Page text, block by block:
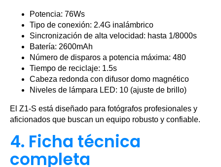
Potencia: 76Ws
Tipo de conexión: 2.4G inalámbrico
Sincronización de alta velocidad: hasta 1/8000s
Batería: 2600mAh
Número de disparos a potencia máxima: 480
Tiempo de reciclaje: 1.5s
Cabeza redonda con difusor domo magnético
Niveles de lámpara LED: 10 (ajuste de brillo)
El Z1-S está diseñado para fotógrafos profesionales y
aficionados que buscan un equipo robusto y confiable.
4. Ficha técnica
completa